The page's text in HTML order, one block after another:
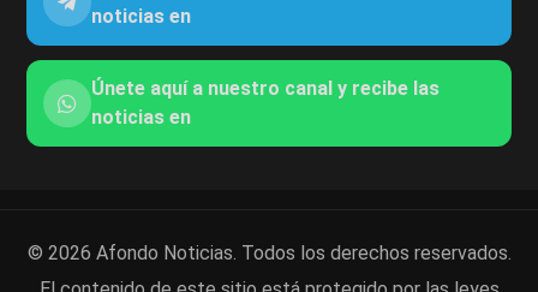
noticias en
Únete aquí a nuestro canal y recibe las
noticias en
© 2026 Afondo Noticias. Todos los derechos reservados.